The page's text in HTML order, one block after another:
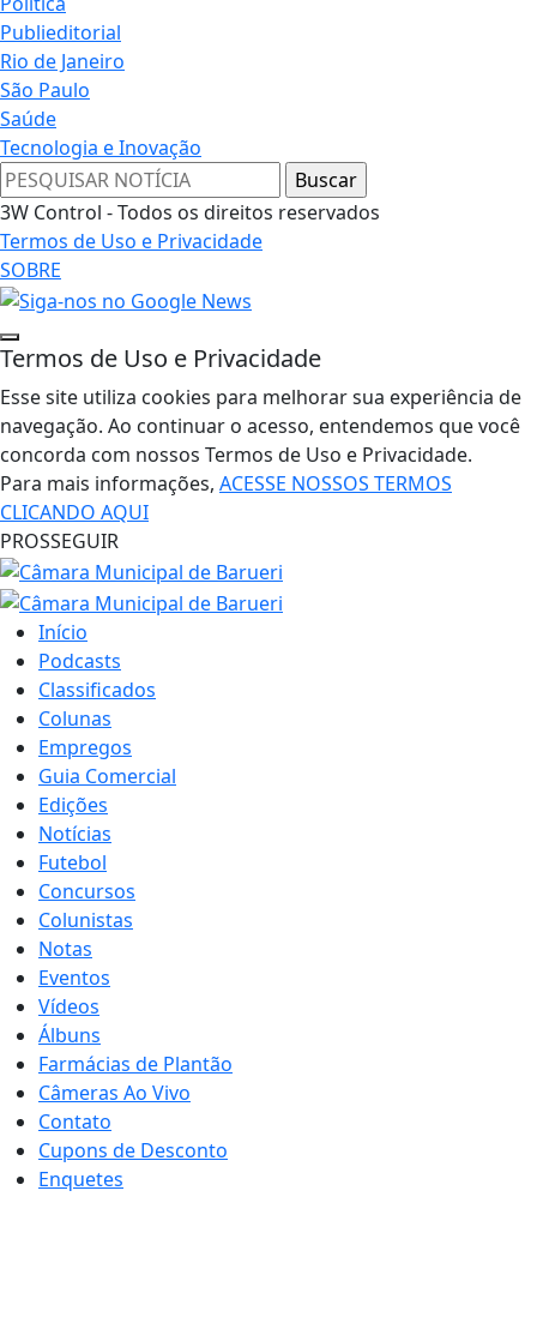
Publieditorial
Rio de Janeiro
São Paulo
Saúde
Tecnologia e Inovação
3W Control - Todos os direitos reservados
Termos de Uso e Privacidade
SOBRE
Termos de Uso e Privacidade
Esse site utiliza cookies para melhorar sua experiência de
navegação. Ao continuar o acesso, entendemos que você
concorda com nossos Termos de Uso e Privacidade.
Para mais informações, ACESSE NOSSOS TERMOS
CLICANDO AQUI
PROSSEGUIR
Início
Podcasts
Classificados
Colunas
Empregos
Guia Comercial
Edições
Notícias
Futebol
Concursos
Colunistas
Notas
Eventos
Vídeos
Álbuns
Farmácias de Plantão
Câmeras Ao Vivo
Contato
Cupons de Desconto
Enquetes